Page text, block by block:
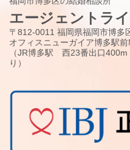
エージェントラ
〒812-0011 福岡県福岡市博多
オフィスニューガイア博多駅
（JR博多駅 西23番出口
り）